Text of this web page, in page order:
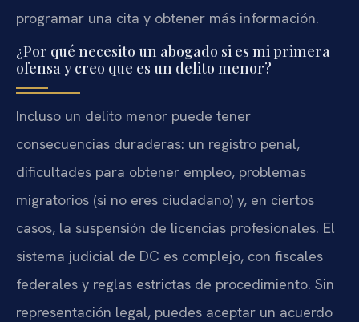
programar una cita y obtener más información.
¿Por qué necesito un abogado si es mi primera
ofensa y creo que es un delito menor?
Incluso un delito menor puede tener
consecuencias duraderas: un registro penal,
dificultades para obtener empleo, problemas
migratorios (si no eres ciudadano) y, en ciertos
casos, la suspensión de licencias profesionales. El
sistema judicial de DC es complejo, con fiscales
federales y reglas estrictas de procedimiento. Sin
representación legal, puedes aceptar un acuerdo